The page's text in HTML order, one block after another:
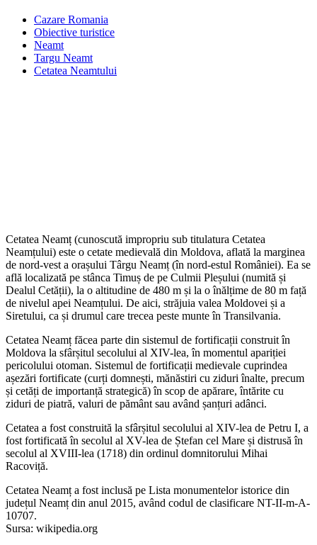
Cazare Romania
Obiective turistice
Neamt
Targu Neamt
Cetatea Neamtului
Cetatea Neamț (cunoscută impropriu sub titulatura Cetatea
Neamțului) este o cetate medievală din Moldova, aflată la marginea
de nord-vest a orașului Târgu Neamț (în nord-estul României). Ea se
află localizată pe stânca Timuș de pe Culmii Pleșului (numită și
Dealul Cetății), la o altitudine de 480 m și la o înălțime de 80 m față
de nivelul apei Neamțului. De aici, străjuia valea Moldovei și a
Siretului, ca și drumul care trecea peste munte în Transilvania.
Cetatea Neamț făcea parte din sistemul de fortificații construit în
Moldova la sfârșitul secolului al XIV-lea, în momentul apariției
pericolului otoman. Sistemul de fortificații medievale cuprindea
așezări fortificate (curți domnești, mănăstiri cu ziduri înalte, precum
și cetăți de importanță strategică) în scop de apărare, întărite cu
ziduri de piatră, valuri de pământ sau având șanțuri adânci.
Cetatea a fost construită la sfârșitul secolului al XIV-lea de Petru I, a
fost fortificată în secolul al XV-lea de Ștefan cel Mare și distrusă în
secolul al XVIII-lea (1718) din ordinul domnitorului Mihai
Racoviță.
Cetatea Neamț a fost inclusă pe Lista monumentelor istorice din
județul Neamț din anul 2015, având codul de clasificare NT-II-m-A-
10707.
Sursa: wikipedia.org